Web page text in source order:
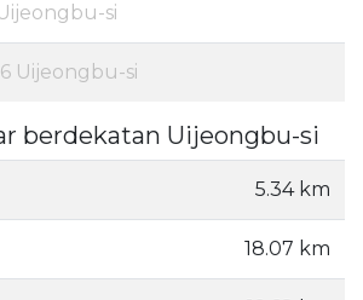
si
Uijeongbu-si
berdekatan Uijeongbu-si
5.34 km
18.07 km